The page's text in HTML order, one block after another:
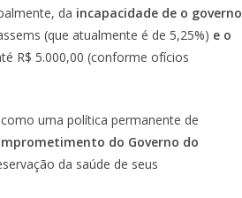
da incapacidade de o governo
(que atualmente é de 5,25%) e o
R$ 5.000,00 (conforme ofícios
uma política permanente de
do Governo do
da saúde de seus